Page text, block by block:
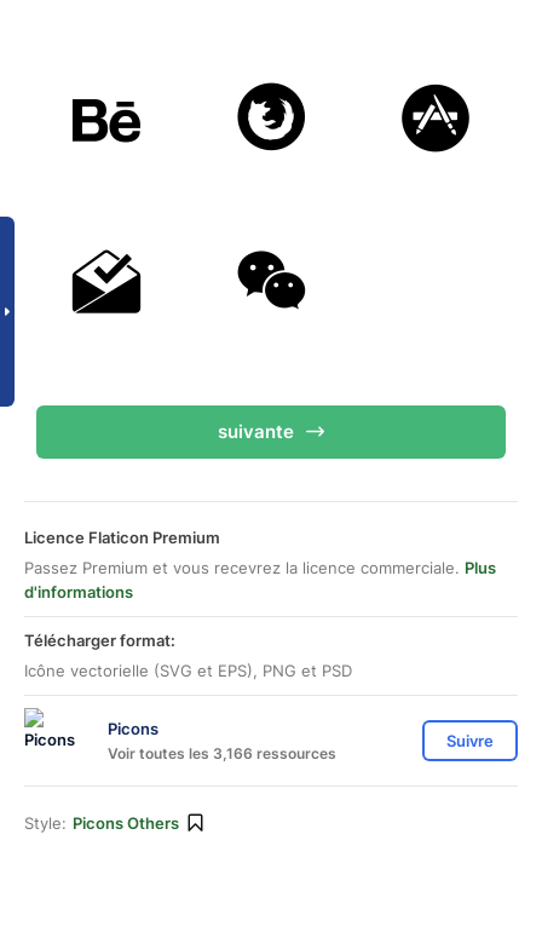
suivante
Licence Flaticon Premium
Passez Premium et vous recevrez la licence commerciale. Plus
d'informations
Télécharger format:
Icône vectorielle (SVG et EPS), PNG et PSD
Picons
Voir toutes les 3,166 ressources
Suivre
Style: Picons Others